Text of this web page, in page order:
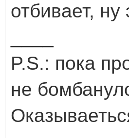
отбивает, ну
P.S.: пока
не